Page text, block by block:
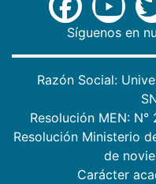
Síguenos en
Razón Social:
Resolución MEN:
Resolución Ministerio
de
Carácter